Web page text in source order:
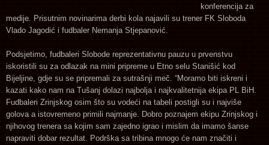
konferencija za
medije. Prisutnim novinarima derbi kola najavili su trener FK Sloboda
Vlado Jagodić i fudbaler Nemanja Stjepanović.
Podsjetimo, fudbaleri Slobode reprezentativnu pauzu u prvenstvu
iskoristili su za odlazak na mini pripreme u Etno selu Stanišić kod
Bijeljine, gdje su se pripremali za sutrašnji meč. “Moramo biti iskreni i
kazati kako nam na Tušanj dolazi najbolja i najkvalitetnija ekipa PL BiH.
Fudbaleri Zrinjskog osim što su vodeći na tabeli postigli su i najviše
golova a istovremeno primili najmanje. Dobro poznajem ekipu Zrinjskog i
njihovog trenera sa kojim sam zajedno igrao i mislim da imamo šanse
napraviti dobar rezultat. Podrška sa tribina mnogo će nam značiti i